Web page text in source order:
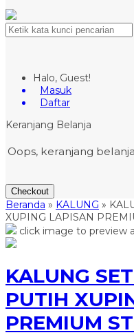
Halo, Guest!
Masuk
Daftar
Keranjang Belanja
Oops, keranjang
Checkout
Beranda » KALUNG »
XUPING LAPISAN
click image to preview
KALUNG
PUTIH
PREMIUM